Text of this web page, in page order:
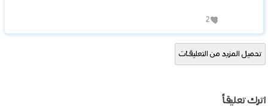
2
تحميل المزيد من التعليقات
اترك تعليقاً